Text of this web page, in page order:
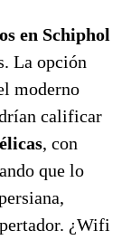
en Schiphol
La opción
moderno
calificar
, con
que lo
¿Wifi